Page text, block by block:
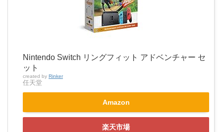
Nintendo Switch リングフィット アドベンチャー セ
ット
created by Rinker
任天堂
Amazon
楽天市場